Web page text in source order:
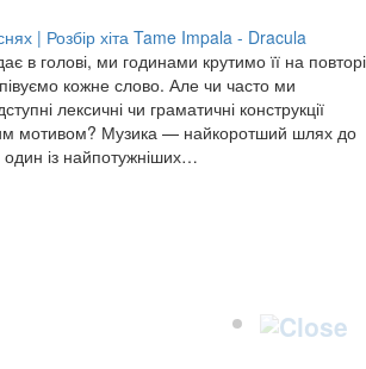
| Розбір хіта Tame Impala - Dracula
в голові, ми годинами крутимо її на повторі
кожне слово. Але чи часто ми
лексичні чи граматичні конструкції
мотивом? Музика — найкоротший шлях до
один із найпотужніших…